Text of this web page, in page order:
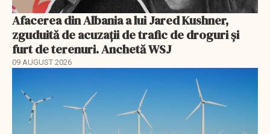
Afacerea din Albania a lui Jared Kushner,
zguduită de acuzații de trafic de droguri și
furt de terenuri. Anchetă WSJ
09 AUGUST 2026